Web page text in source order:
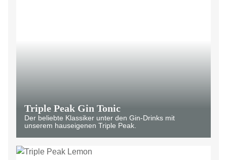
Triple Peak Gin Tonic
Der beliebte Klassiker unter den Gin-Drinks mit
unserem hauseigenen Triple Peak.